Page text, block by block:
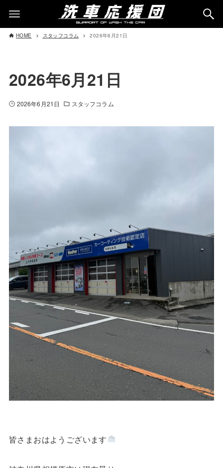
HOME スタッフコラム 2026年6月21日
2026年6月21日
2026年6月21日 スタッフコラム
皆さまおはようございます